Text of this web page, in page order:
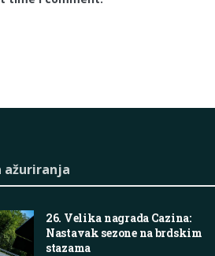
ažuriranja
26. Velika nagrada Cazina:
Nastavak sezone na brdskim
stazama